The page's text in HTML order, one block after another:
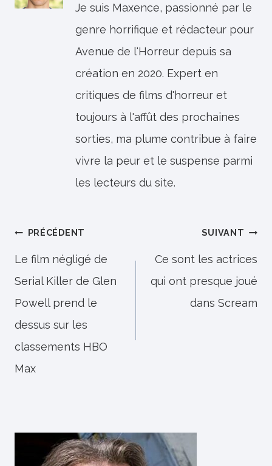
Je suis Maxence, passionné par le
genre horrifique et rédacteur pour
Avenue de l'Horreur depuis sa
création en 2020. Expert en
critiques de films d'horreur et
toujours à l'affût des prochaines
sorties, ma plume contribue à faire
vivre la peur et le suspense parmi
les lecteurs du site.
Navigation
de
l’article
PRÉCÉDENT
Le film négligé de
Serial Killer de Glen
Powell prend le
dessus sur les
classements HBO
Max
SUIVANT
Ce sont les actrices
qui ont presque joué
dans Scream